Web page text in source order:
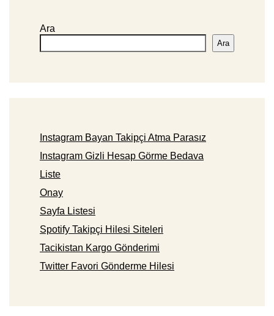
Ara
Ara
Instagram Bayan Takipçi Atma Parasız
Instagram Gizli Hesap Görme Bedava
Liste
Onay
Sayfa Listesi
Spotify Takipçi Hilesi Siteleri
Tacikistan Kargo Gönderimi
Twitter Favori Gönderme Hilesi